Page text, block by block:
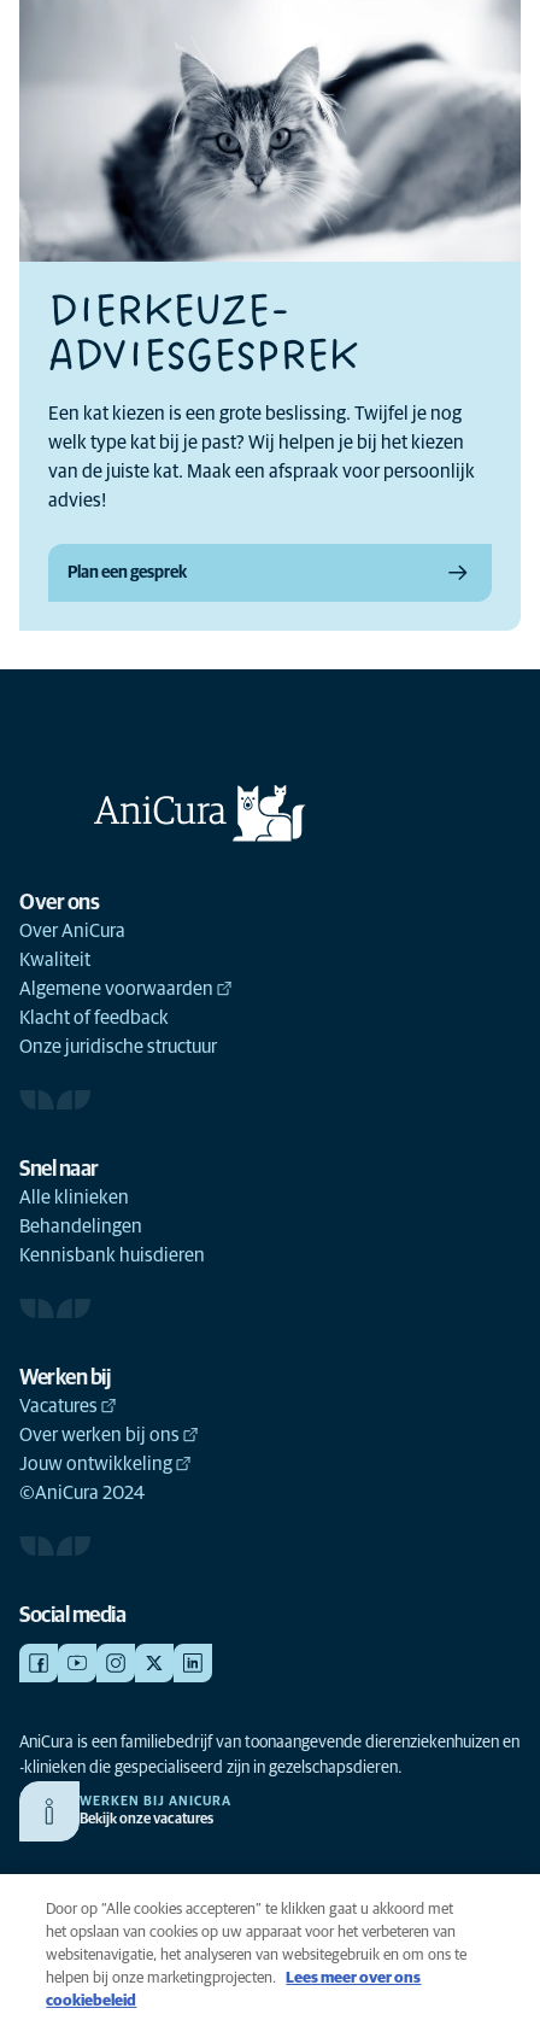
DIERKEUZE-
ADVIESGESPREK
Een kat kiezen is een grote beslissing. Twijfel je nog
welk type kat bij je past? Wij helpen je bij het kiezen
van de juiste kat. Maak een afspraak voor persoonlijk
advies!
Plan een gesprek
Over ons
Over AniCura
Kwaliteit
Algemene voorwaarden
Klacht of feedback
Onze juridische structuur
Snel naar
Alle klinieken
Behandelingen
Kennisbank huisdieren
Werken bij
Vacatures
Over werken bij ons
Jouw ontwikkeling
©AniCura 2024
Social media
AniCura is een familiebedrijf van toonaangevende dierenziekenhuizen en
-klinieken die gespecialiseerd zijn in gezelschapsdieren.
WERKEN BIJ ANICURA
Bekijk onze vacatures
Privacy
Algemene voorwaarden
Cookies
Toegankelijkheid
Door op “Alle cookies accepteren” te klikken gaat u akkoord met
het opslaan van cookies op uw apparaat voor het verbeteren van
websitenavigatie, het analyseren van websitegebruik en om ons te
helpen bij onze marketingprojecten.
Lees meer over ons
cookiebeleid